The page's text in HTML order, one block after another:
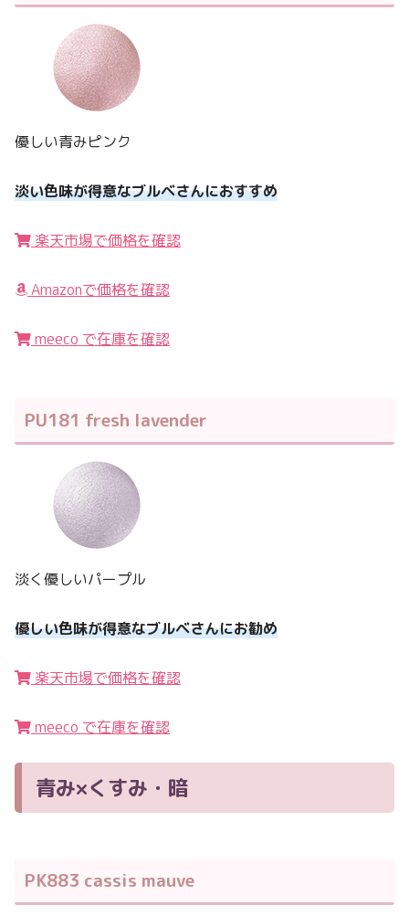
優しい青みピンク
淡い色味が得意なブルベさんにおすすめ
楽天市場で価格を確認
Amazonで価格を確認
meeco で在庫を確認
PU181 fresh lavender
淡く優しいパープル
優しい色味が得意なブルベさんにお勧め
楽天市場で価格を確認
meeco で在庫を確認
青み×くすみ・暗
PK883 cassis mauve